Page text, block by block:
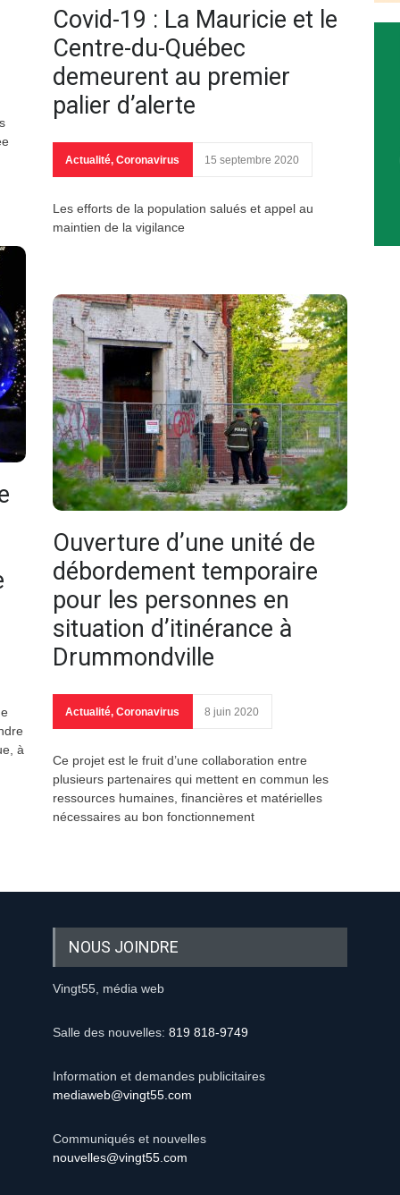
à
Covid-19 : La Mauricie et le
Centre-du-Québec
demeurent au premier
palier d’alerte
Actualité, Coronavirus 15 septembre 2020
Les efforts de la population salués et appel au
maintien de la vigilance
Ouverture d’une unité de
débordement temporaire
pour les personnes en
situation d’itinérance à
Drummondville
Actualité, Coronavirus 8 juin 2020
Ce projet est le fruit d’une collaboration entre
plusieurs partenaires qui mettent en commun les
ressources humaines, financières et matérielles
nécessaires au bon fonctionnement
NOUS JOINDRE
Vingt55, média web
Salle des nouvelles: 819 818-9749
Information et demandes publicitaires
mediaweb@vingt55.com
Communiqués et nouvelles
nouvelles@vingt55.com